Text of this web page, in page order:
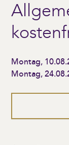
Montag,
Montag,